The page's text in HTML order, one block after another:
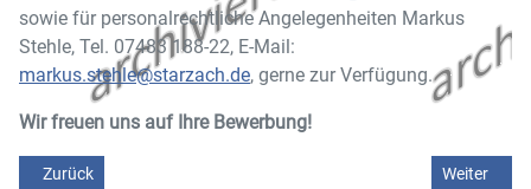
sowie für personalrechtliche Angelegenheiten Markus
Stehle, Tel. 07483 188-22, E-Mail:
markus.stehle@starzach.de, gerne zur Verfügung.
Wir freuen uns auf Ihre Bewerbung!
Vorheriger Beitrag: Stellenangebot pädagogische Fachkraft (m/w/
Zurück Nächster
Weiter